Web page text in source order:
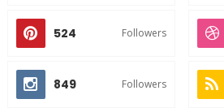
524 Followers
849 Followers